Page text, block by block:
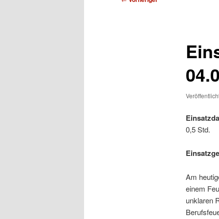
0,5 Std.
Am
einem
unklaren